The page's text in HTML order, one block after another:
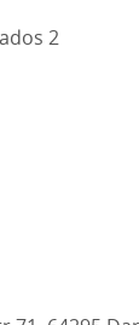
2